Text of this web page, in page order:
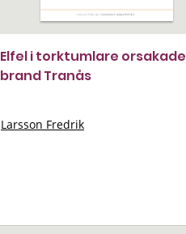
Elfel i torktumlare orsakade
brand Tranås
Larsson Fredrik